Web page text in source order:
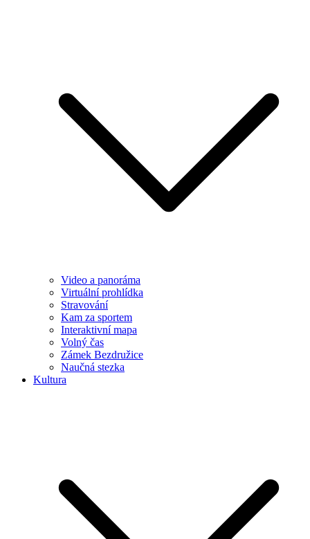
Video a panoráma
Virtuální prohlídka
Stravování
Kam za sportem
Interaktivní mapa
Volný čas
Zámek Bezdružice
Naučná stezka
Kultura